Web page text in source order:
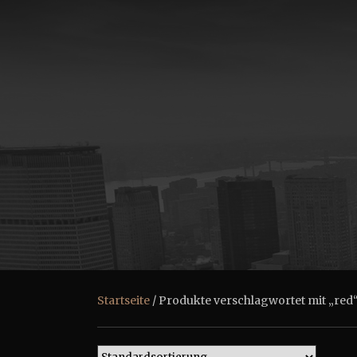
Startseite / Produkte verschlagwortet mit „red“